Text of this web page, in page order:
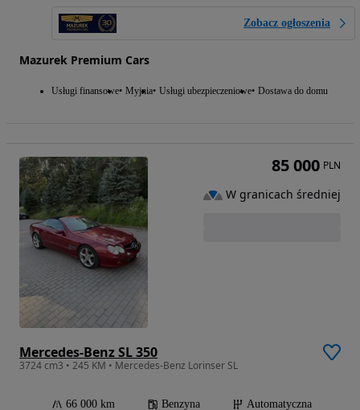
Zobacz ogłoszenia
Mazurek Premium Cars
Usługi finansowe Myjnia Usługi ubezpieczeniowe Dostawa do domu
Mercedes-Benz SL 350
3724 cm3 • 245 KM • Mercedes-Benz Lorinser SL
66 000 km Benzyna
Automatyczna
85 000 PLN
W granicach średniej